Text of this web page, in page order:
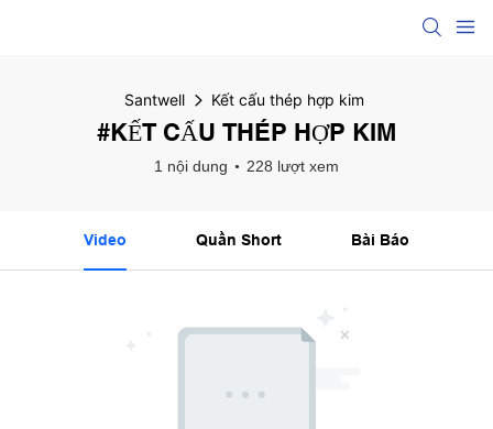
Santwell Kết cấu thép hợp kim
#KẾT CẤU THÉP HỢP KIM
1 nội dung 228 lượt xem
Video Quần Short Bài Báo